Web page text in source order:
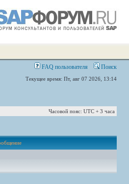
FAQ пользователя Поиск
Текущее время: Пт, авг 07 2026, 13:14
Часовой пояс: UTC + 3 часа